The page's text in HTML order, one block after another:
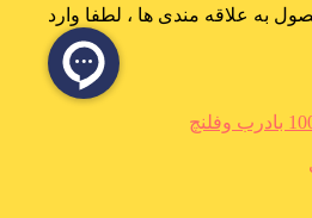
به علاقه مندی ها ، لطفا وارد